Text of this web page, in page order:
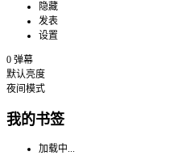
隐藏
发表
设置
0 弹幕
默认亮度
夜间模式
我的书签
加载中...